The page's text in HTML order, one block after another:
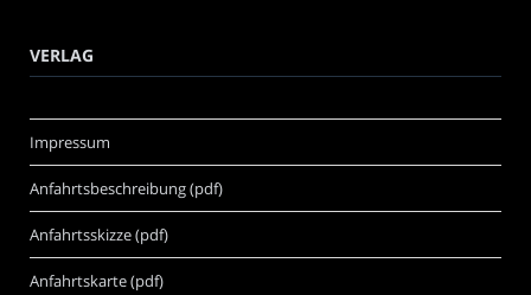
VERLAG
Impressum
Anfahrtsbeschreibung (pdf)
Anfahrtsskizze (pdf)
Anfahrtskarte (pdf)